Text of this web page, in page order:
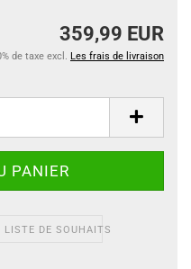
359,99 EUR
de taxe excl. Les frais de livraison
LISTE DE SOUHAITS